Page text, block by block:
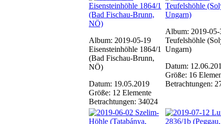
Album: 2019-05-19
Eisensteinhöhle 1864/1
(Bad Fischau-Brunn,
NÖ)
Datum: 19.05.2019
Größe: 12 Elemente
Betrachtungen: 34024
Album: 2019-05-
Teufelshöhle
Ungarn)
Datum:
Größe: 16
Betrachtungen: